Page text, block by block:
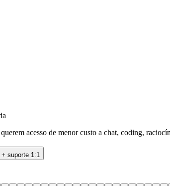
acesso de menor custo a chat, coding,
suporte 1:1